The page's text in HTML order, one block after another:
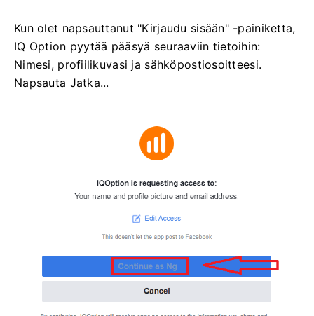
Kun olet napsauttanut "Kirjaudu sisään" -painiketta,
IQ Option pyytää pääsyä seuraaviin tietoihin:
Nimesi, profiilikuvasi ja sähköpostiosoitteesi.
Napsauta Jatka...